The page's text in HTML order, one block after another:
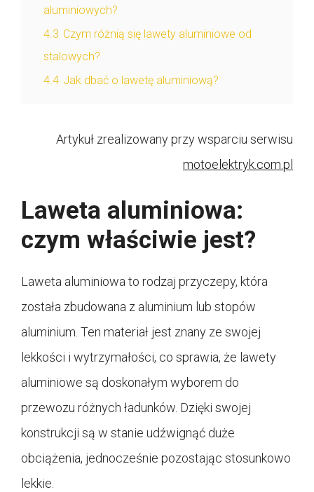
aluminiowych?
4.3 Czym różnią się lawety aluminiowe od
stalowych?
4.4 Jak dbać o lawetę aluminiową?
Artykuł zrealizowany przy wsparciu serwisu
motoelektryk.com.pl
Laweta aluminiowa:
czym właściwie jest?
Laweta aluminiowa to rodzaj przyczepy, która
została zbudowana z aluminium lub stopów
aluminium. Ten materiał jest znany ze swojej
lekkości i wytrzymałości, co sprawia, że lawety
aluminiowe są doskonałym wyborem do
przewozu różnych ładunków. Dzięki swojej
konstrukcji są w stanie udźwignąć duże
obciążenia, jednocześnie pozostając stosunkowo
lekkie.